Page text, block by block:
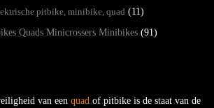
van een quad of pitbike is de staat van de
pitbike, minibike, quad (11)
Quads Minicrossers Minibikes (91)